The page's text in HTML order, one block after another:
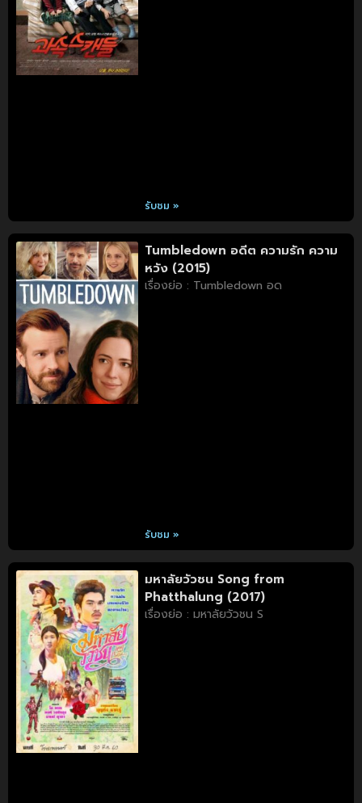
รับชม »
Tumbledown อดีต ความรัก ความ
หวัง (2015)
เรื่องย่อ : Tumbledown อด
รับชม »
มหาลัยวัวชน Song from
Phatthalung (2017)
เรื่องย่อ : มหาลัยวัวชน S